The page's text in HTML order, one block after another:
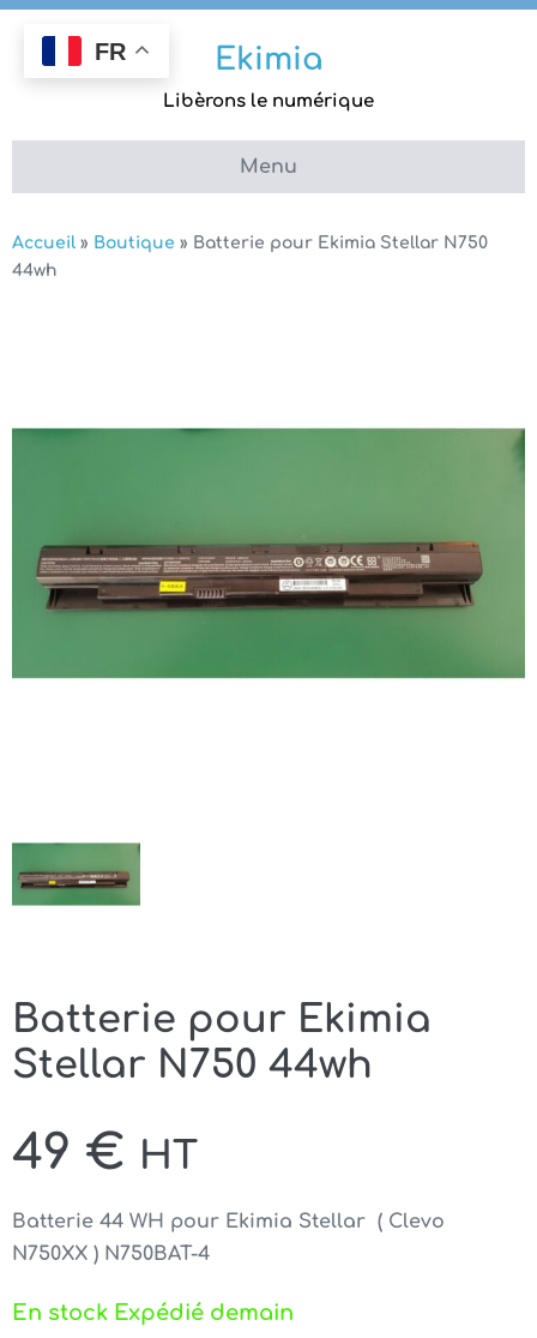
Aller
contenu
Ekimia
Libèrons le numérique
Menu
Accueil » Boutique » Batterie pour Ekimia Stellar N750
44wh
Batterie pour Ekimia
Stellar N750 44wh
49 € HT
Batterie 44 WH pour Ekimia Stellar ( Clevo
N750XX ) N750BAT-4
En stock Expédié demain
FR